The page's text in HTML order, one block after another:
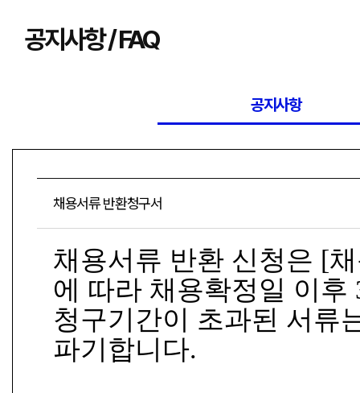
공지사항 / FAQ
공지사항
채용서류 반환청구서
채용서류 반환 신청은 [
에 따라 채용확정일 이후
청구기간이 초과된 서류
파기합니다.